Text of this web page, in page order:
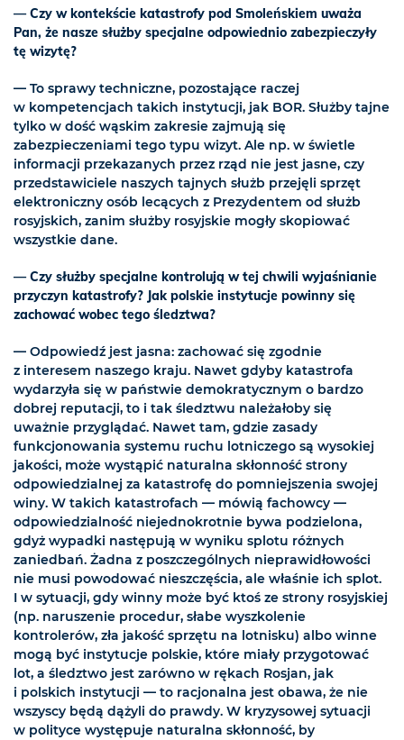
— Czy w kontekście katastrofy pod Smoleńskiem uważa
Pan, że nasze służby specjalne odpowiednio zabezpieczyły
tę wizytę?
— To sprawy techniczne, pozostające raczej
w kompetencjach takich instytucji, jak BOR. Służby tajne
tylko w dość wąskim zakresie zajmują się
zabezpieczeniami tego typu wizyt. Ale np. w świetle
informacji przekazanych przez rząd nie jest jasne, czy
przedstawiciele naszych tajnych służb przejęli sprzęt
elektroniczny osób lecących z Prezydentem od służb
rosyjskich, zanim służby rosyjskie mogły skopiować
wszystkie dane.
— Czy służby specjalne kontrolują w tej chwili wyjaśnianie
przyczyn katastrofy? Jak polskie instytucje powinny się
zachować wobec tego śledztwa?
— Odpowiedź jest jasna: zachować się zgodnie
z interesem naszego kraju. Nawet gdyby katastrofa
wydarzyła się w państwie demokratycznym o bardzo
dobrej reputacji, to i tak śledztwu należałoby się
uważnie przyglądać. Nawet tam, gdzie zasady
funkcjonowania systemu ruchu lotniczego są wysokiej
jakości, może wystąpić naturalna skłonność strony
odpowiedzialnej za katastrofę do pomniejszenia swojej
winy. W takich katastrofach — mówią fachowcy —
odpowiedzialność niejednokrotnie bywa podzielona,
gdyż wypadki następują w wyniku splotu różnych
zaniedbań. Żadna z poszczególnych nieprawidłowości
nie musi powodować nieszczęścia, ale właśnie ich splot.
I w sytuacji, gdy winny może być ktoś ze strony rosyjskiej
(np. naruszenie procedur, słabe wyszkolenie
kontrolerów, zła jakość sprzętu na lotnisku) albo winne
mogą być instytucje polskie, które miały przygotować
lot, a śledztwo jest zarówno w rękach Rosjan, jak
i polskich instytucji — to racjonalna jest obawa, że nie
wszyscy będą dążyli do prawdy. W kryzysowej sytuacji
w polityce występuje naturalna skłonność, by